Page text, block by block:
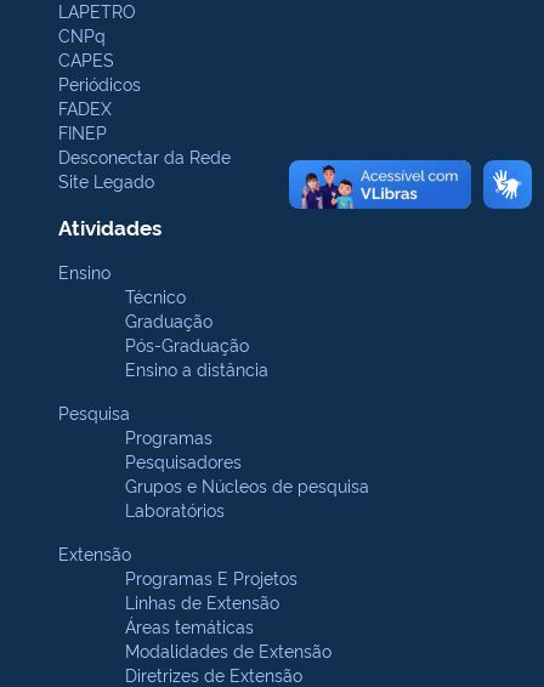
LAPETRO
CNPq
CAPES
Periódicos
FADEX
FINEP
Desconectar da Rede
Site Legado
Atividades
Ensino
Técnico
Graduação
Pós-Graduação
Ensino a distância
Pesquisa
Programas
Pesquisadores
Grupos e Núcleos de pesquisa
Laboratórios
Extensão
Programas E Projetos
Linhas de Extensão
Áreas temáticas
Modalidades de Extensão
Diretrizes de Extensão